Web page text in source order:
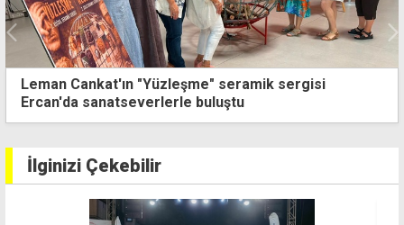
Dünya Tabipler Birliği Başkanı Kitulu'dan ortak
mücadele çağrısı
İlginizi Çekebilir